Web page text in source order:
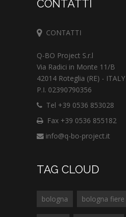
CONTATTI
CONTATTI
Q-BO Project S.r.l
Via Radici in Monte 11/B
42014 Roteglia (RE) - ITALY
P.I. 02390790356
Tel +39 0536 853028
Fax +39 0536 855182
info@q-bo-project.it
TAG CLOUD
bologna bologna fiere